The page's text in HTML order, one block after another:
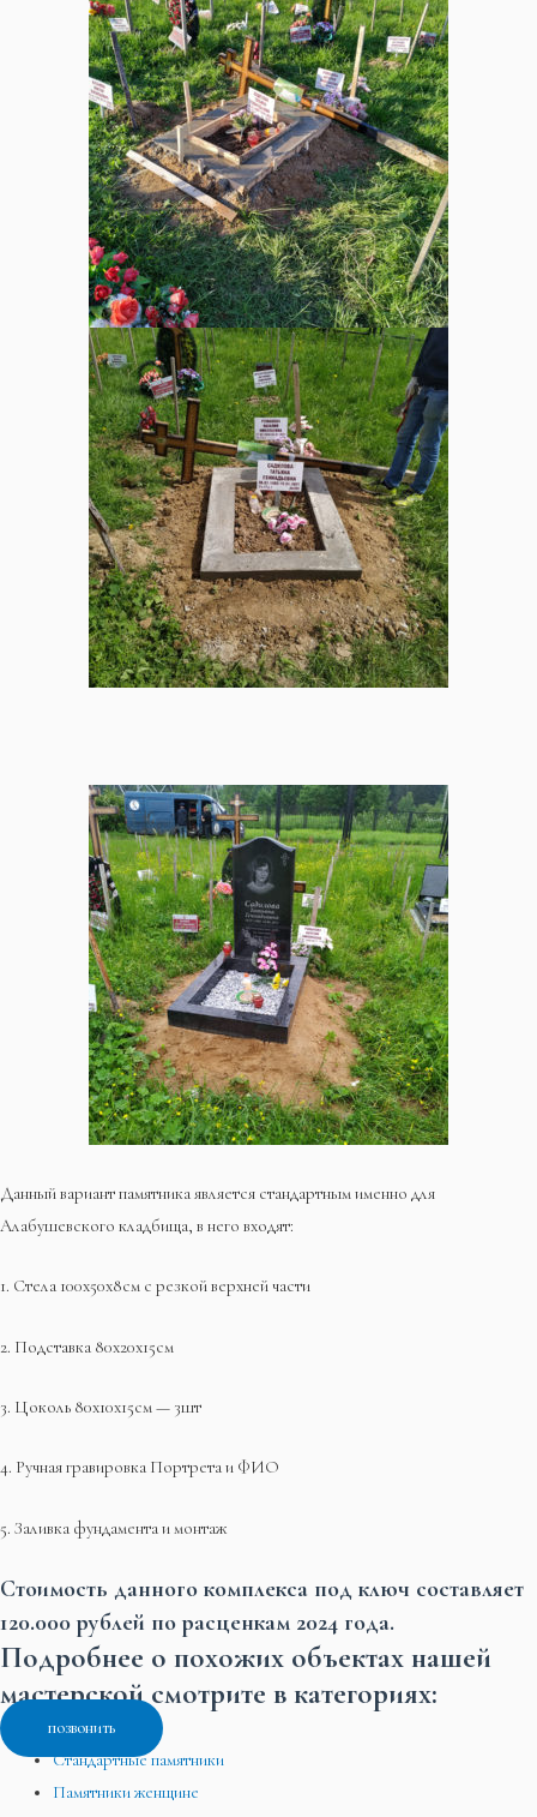
Данный вариант памятника является стандартным именно для
Алабушевского кладбища, в него входят:
1. Стела 100х50х8см с резкой верхней части
2. Подставка 80х20х15см
3. Цоколь 80х10х15см — 3шт
4. Ручная гравировка Портрета и ФИО
5. Заливка фундамента и монтаж
Стоимость данного комплекса под ключ составляет
120.000 рублей по расценкам 2024 года.
Подробнее о похожих объектах нашей
мастерской смотрите в категориях:
позвонить
Стандартные памятники
Памятники женщине